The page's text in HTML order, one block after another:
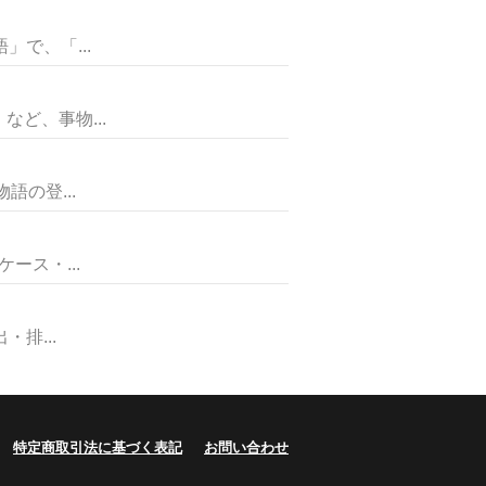
で、「...
ど、事物...
の登...
ース・...
排...
特定商取引法に基づく表記 お問い合わせ